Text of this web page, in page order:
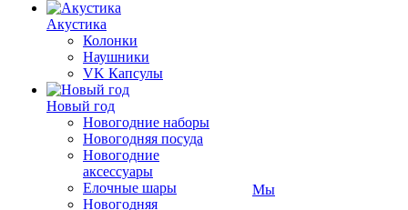
Акустика
Колонки
Наушники
VK Капсулы
Новый год
Новогодние наборы
Новогодняя посуда
Новогодние
аксессуары
Елочные шары
Новогодняя
Мы